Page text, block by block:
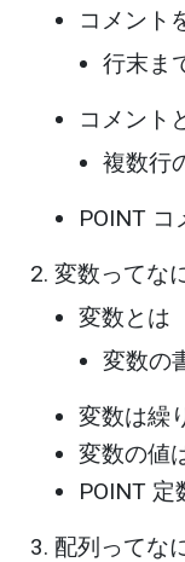
コメント
行末ま
コメント
複数行
POINT
変数ってな
変数とは
変数の
変数は繰
変数の値
POINT 定
配列ってな